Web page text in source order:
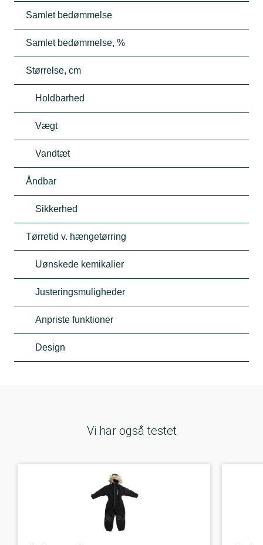
Samlet bedømmelse
Samlet bedømmelse, %
Størrelse, cm
Holdbarhed
Vægt
Vandtæt
Åndbar
Sikkerhed
Tørretid v. hængetørring
Uønskede kemikalier
Justeringsmuligheder
Anpriste funktioner
Design
Vi har også testet